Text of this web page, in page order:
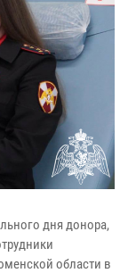
дня донора,
области в